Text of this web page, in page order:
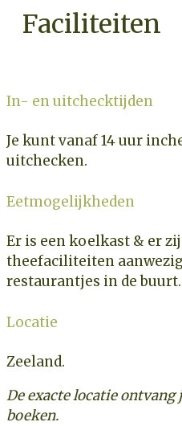
Faciliteiten
In- en uitchecktijden
Je kunt vanaf 14 uur
uitchecken.
Eetmogelijkheden
Er is een koelkast & er
theefaciliteiten
restaurantjes in de buurt.
Locatie
Zeeland.
De exacte locatie ontvang
boeken.